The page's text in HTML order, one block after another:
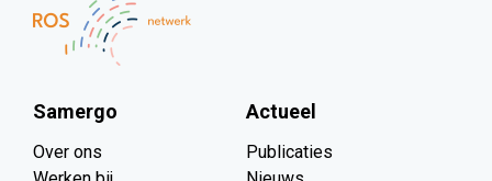
Samergo
Over ons
Actueel
Publicaties